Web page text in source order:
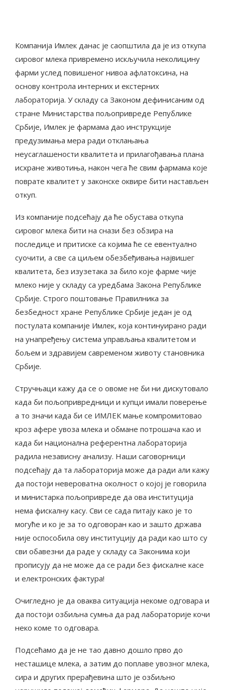
Компанија Имлек данас је саопштила да је из откупа
сировог млека привремено искључила неколицину
фарми услед повишеног нивоа афлатоксина, на
основу контрола интерних и екстерних
лабораторија. У складу са Законом дефинисаним од
стране Министарства пољопривреде Републике
Србије, Имлек је фармама дао инструкције
предузимања мера ради отклањања
неусаглашености квалитета и прилагођавања плана
исхране животиња, након чега ће свим фармама које
поврате квалитет у законске оквире бити настављен
откуп.
Из компаније подсећају да ће обустава откупа
сировог млека бити на снази без обзира на
последице и притиске са којима ће се евентуално
суочити, а све са циљем обезбеђивања највишег
квалитета, без изузетака за било које фарме чије
млеко није у складу са уредбама Закона Републике
Србије. Строго поштовање Правилника за
безбедност хране Републике Србије један је од
постулата компаније Имлек, која континуирано ради
на унапређењу система управљања квалитетом и
бољем и здравијем савременом животу становника
Србије.
Стручњаци кажу да се о овоме не би ни дискутовало
када би пољопривредници и купци имали поверење
а то значи када би се ИМЛЕК мање компромитовао
кроз афере увоза млека и обмане потрошача као и
када би национална референтна лабораторија
радила независну анализу. Наши саговорници
подсећају да та лабораторија може да ради али кажу
да постоји невероватна околност о којој је говорила
и министарка пољопривреде да ова институција
нема фискалну касу. Сви се сада питају како је то
могуће и ко је за то одговоран као и зашто држава
није оспособила ову институцију да ради као што су
сви обавезни да раде у складу са Законима који
прописују да не може да се ради без фискалне касе
и електронских фактура!
Очигледно је да оваква ситуација некоме одговара и
да постоји озбиљна сумња да рад лабораторије кочи
неко коме то одговара.
Подсећамо да је не тао давно дошло прво до
несташице млека, а затим до поплаве увозног млека,
сира и других прерађевина што је озбиљно